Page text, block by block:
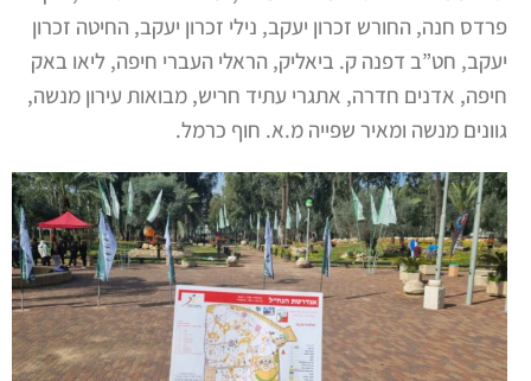
פרדס חנה, החורש זכרון יעקב, נילי זכרון יעקב, החיטה זכרון
יעקב, חט”ב דפנה ק. ביאליק, הראלי העברי חיפה, ליאו באק
חיפה, אדנים חדרה, אתגרי עתיד חריש, מבואות עירון מנשה,
גוונים מנשה ומאיר שפייה מ.א. חוף כרמל.